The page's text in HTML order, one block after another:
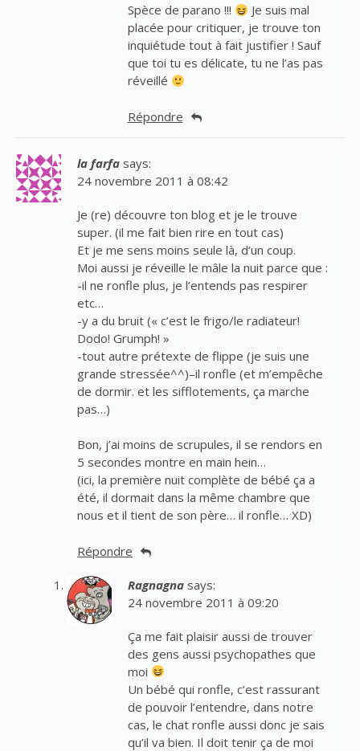
Spèce de parano !!!
Je suis mal
placée pour critiquer, je trouve ton
inquiétude tout à fait justifier ! Sauf
que toi tu es délicate, tu ne l’as pas
réveillé
Répondre
la farfa says:
24 novembre 2011 à 08:42
Je (re) découvre ton blog et je le trouve
super. (il me fait bien rire en tout cas)
Et je me sens moins seule là, d’un coup.
Moi aussi je réveille le mâle la nuit parce que :
-il ne ronfle plus, je l’entends pas respirer
etc…
-y a du bruit (« c’est le frigo/le radiateur!
Dodo! Grumph! »
-tout autre prétexte de flippe (je suis une
grande stressée^^)–il ronfle (et m’empêche
de dormir. et les sifflotements, ça marche
pas…)
Bon, j’ai moins de scrupules, il se rendors en
5 secondes montre en main hein…
(ici, la première nuit complète de bébé ça a
été, il dormait dans la même chambre que
nous et il tient de son père… il ronfle… XD)
Répondre
Ragnagna says:
24 novembre 2011 à 09:20
Ça me fait plaisir aussi de trouver
des gens aussi psychopathes que
moi
Un bébé qui ronfle, c’est rassurant
de pouvoir l’entendre, dans notre
cas, le chat ronfle aussi donc je sais
qu’il va bien. Il doit tenir ça de moi